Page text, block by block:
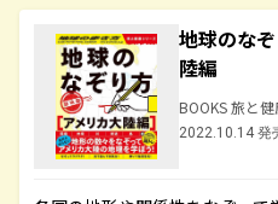
地球のな
陸編
BOOKS 旅と
2022.10.14 発